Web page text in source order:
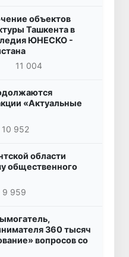
объектов
Ташкента в
ЮНЕСКО -
11 004
«Актуальные
10 952
области
общественного
9 959
360 тысяч
вопросов со